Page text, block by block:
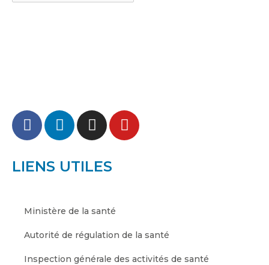
LIENS UTILES
Ministère de la santé
Autorité de régulation de la santé
Inspection générale des activités de santé